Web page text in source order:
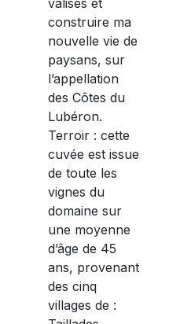
construire ma
nouvelle vie de
paysans, sur
l’appellation
des Côtes du
Lubéron.
Terroir : cette
cuvée est issue
de toute les
vignes du
domaine sur
une moyenne
d’âge de 45
ans, provenant
des cinq
villages de :